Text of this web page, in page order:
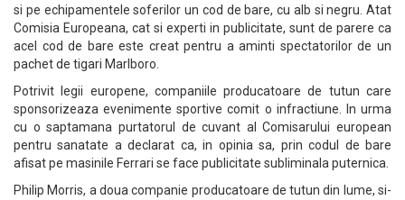
si pe echipamentele soferilor un cod de bare, cu alb si negru. Atat
Comisia Europeana, cat si experti in publicitate, sunt de parere ca
acel cod de bare este creat pentru a aminti spectatorilor de un
pachet de tigari Marlboro.
Potrivit legii europene, companiile producatoare de tutun care
sponsorizeaza evenimente sportive comit o infractiune. In urma
cu o saptamana purtatorul de cuvant al Comisarului european
pentru sanatate a declarat ca, in opinia sa, prin codul de bare
afisat pe masinile Ferrari se face publicitate subliminala puternica.
Philip Morris, a doua companie producatoare de tutun din lume, si-